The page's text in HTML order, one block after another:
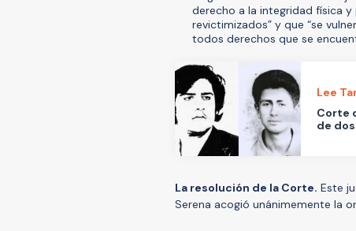
derecho a la integridad física y
revictimizados” y que “se
todos derechos que se
Lee
Corte
de
La resolución de la Corte. Este
Serena acogió unánimemente la